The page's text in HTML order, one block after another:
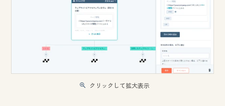
クリックして拡大表示